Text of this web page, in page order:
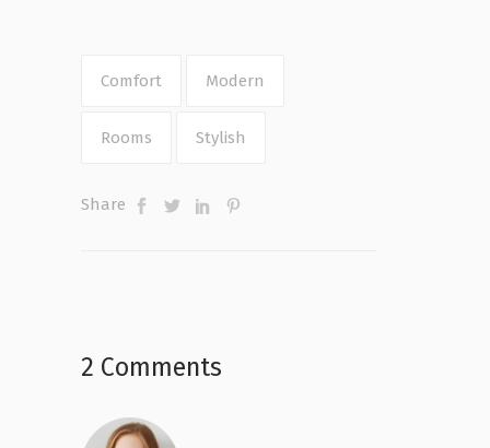
Comfort Modern
Rooms Stylish
Share
2 Comments